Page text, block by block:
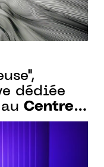
dédiée
Centre
Bains,